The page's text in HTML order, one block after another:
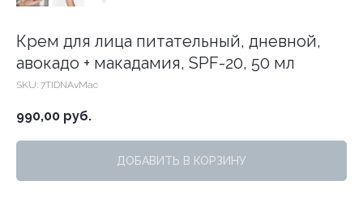
Крем для лица питательный, дневной,
авокадо + макадамия, SPF-20, 50 мл
SKU: 7TIDNAvMac
990,00 руб.
ДОБАВИТЬ В КОРЗИНУ